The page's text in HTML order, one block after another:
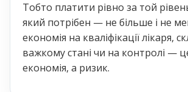
Тобто платити рівно за той
який потрібен — не більше і не
економія на кваліфікації лікаря,
важкому стані чи на контролі —
економія, а ризик.